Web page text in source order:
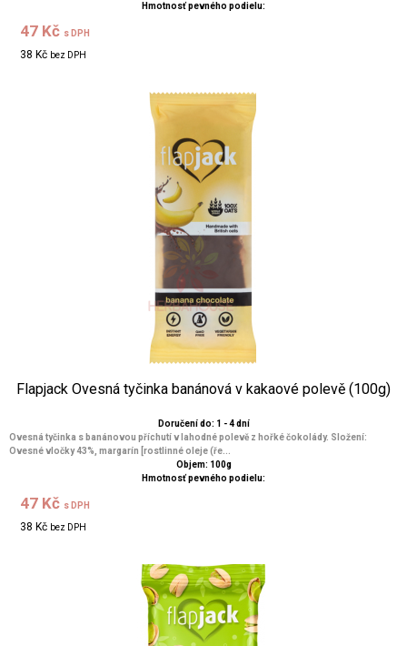
Hmotnosť pevného podielu:
47 Kč s DPH
38 Kč bez DPH
Flapjack Ovesná tyčinka banánová v kakaové polevě (100g)
Doručení do: 1 - 4 dní
Ovesná tyčinka s banánovou příchutí v lahodné polevě z hořké čokolády. Složení:
Ovesné vločky 43%, margarín [rostlinné oleje (ře...
Objem: 100g
Hmotnosť pevného podielu:
47 Kč s DPH
38 Kč bez DPH